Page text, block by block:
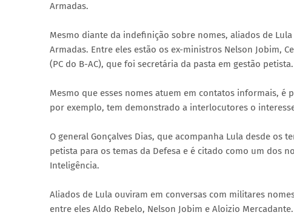
Armadas.
Mesmo diante da indefinição sobre nomes, aliados de
Armadas. Entre eles estão os ex-ministros Nelson Jobim,
(PC do B-AC), que foi secretária da pasta em gestão petista.
Mesmo que esses nomes atuem em contatos informais,
por exemplo, tem demonstrado a interlocutores o
O general Gonçalves Dias, que acompanha Lula desde
petista para os temas da Defesa e é citado como um dos
Inteligência.
Aliados de Lula ouviram em conversas com militares
entre eles Aldo Rebelo, Nelson Jobim e Aloizio